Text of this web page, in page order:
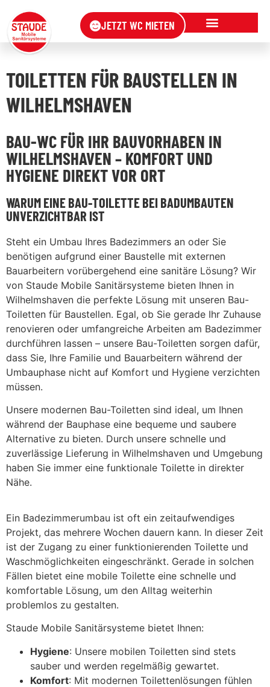
JETZT WC MIETEN
TOILETTEN FÜR BAUSTELLEN IN
WILHELMSHAVEN
BAU-WC FÜR IHR BAUVORHABEN IN
WILHELMSHAVEN – KOMFORT UND
HYGIENE DIREKT VOR ORT
WARUM EINE BAU-TOILETTE BEI BADUMBAUTEN
UNVERZICHTBAR IST
Steht ein Umbau Ihres Badezimmers an oder Sie
benötigen aufgrund einer Baustelle mit externen
Bauarbeitern vorübergehend eine sanitäre Lösung? Wir
von Staude Mobile Sanitärsysteme bieten Ihnen in
Wilhelmshaven die perfekte Lösung mit unseren Bau-
Toiletten für Baustellen. Egal, ob Sie gerade Ihr Zuhause
renovieren oder umfangreiche Arbeiten am Badezimmer
durchführen lassen – unsere Bau-Toiletten sorgen dafür,
dass Sie, Ihre Familie und Bauarbeitern während der
Umbauphase nicht auf Komfort und Hygiene verzichten
müssen.
Unsere modernen Bau-Toiletten sind ideal, um Ihnen
während der Bauphase eine bequeme und saubere
Alternative zu bieten. Durch unsere schnelle und
zuverlässige Lieferung in Wilhelmshaven und Umgebung
haben Sie immer eine funktionale Toilette in direkter
Nähe.
Ein Badezimmerumbau ist oft ein zeitaufwendiges
Projekt, das mehrere Wochen dauern kann. In dieser Zeit
ist der Zugang zu einer funktionierenden Toilette und
Waschmöglichkeiten eingeschränkt. Gerade in solchen
Fällen bietet eine mobile Toilette eine schnelle und
komfortable Lösung, um den Alltag weiterhin
problemlos zu gestalten.
Staude Mobile Sanitärsysteme bietet Ihnen:
Hygiene: Unsere mobilen Toiletten sind stets
sauber und werden regelmäßig gewartet.
Komfort: Mit modernen Toilettenlösungen fühlen